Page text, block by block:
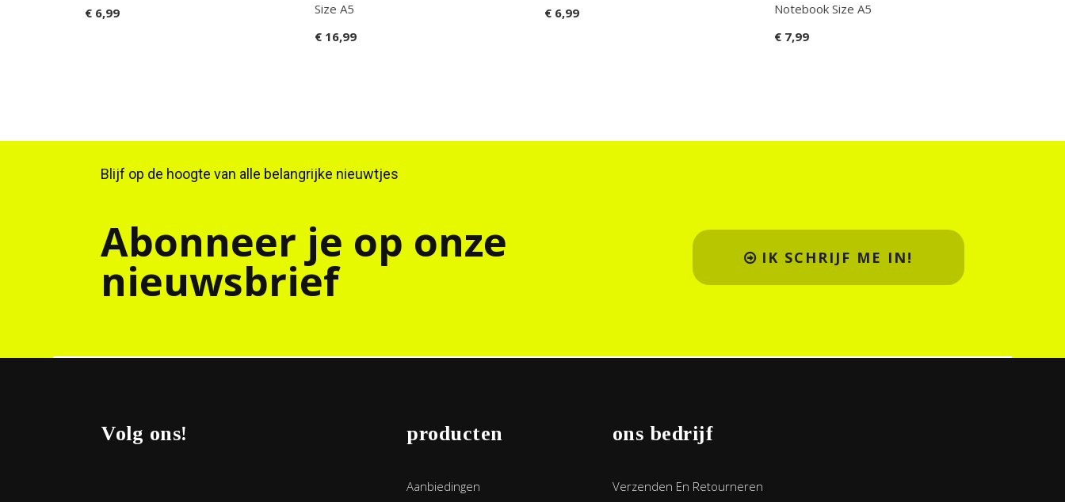
€ 6,99
Size A5
€ 16,99
€ 6,99
Notebook Size A5
€ 7,99
Blijf op de hoogte van alle belangrijke nieuwtjes
Abonneer je op onze
nieuwsbrief IK SCHRIJF ME IN!
Volg ons! producten
Aanbiedingen
ons bedrijf
Verzenden En Retourneren